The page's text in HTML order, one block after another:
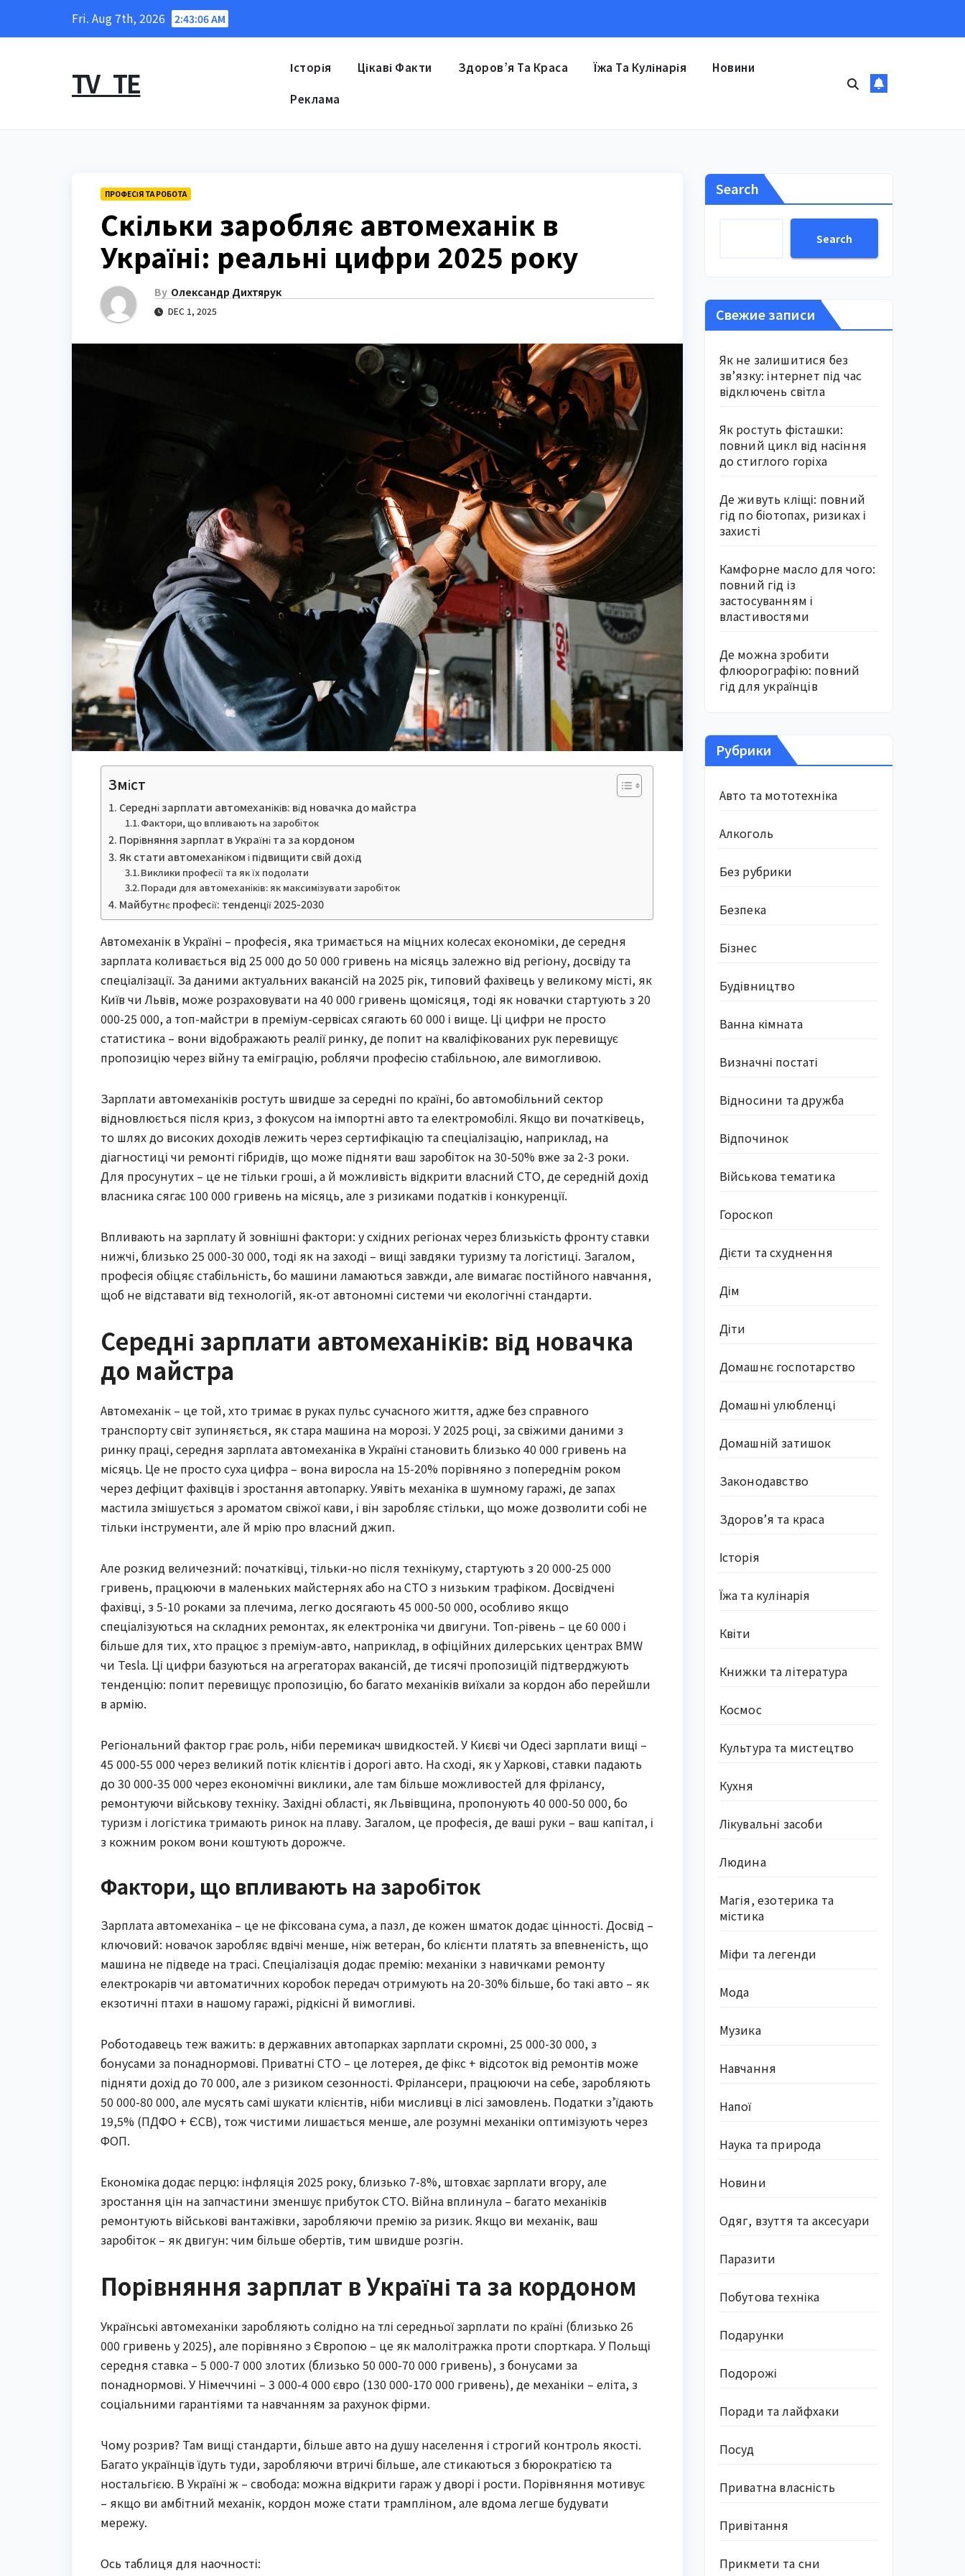
Fri. Aug 7th, 2026 2:43:07 AM
TV_TE Історія Цікаві Факти Здоров’я Та Краса Їжа Та Кулінарія Новини
Реклама
ПРОФЕСІЯ ТА РОБОТА
Скільки заробляє автомеханік в
Україні: реальні цифри 2025 року
By Олександр Дихтярук
DEC 1, 2025
Зміст
Середні зарплати автомеханіків: від новачка до майстра
Фактори, що впливають на заробіток
Порівняння зарплат в Україні та за кордоном
Як стати автомеханіком і підвищити свій дохід
Виклики професії та як їх подолати
Поради для автомеханіків: як максимізувати заробіток
Майбутнє професії: тенденції 2025-2030
Автомеханік в Україні – професія, яка тримається на міцних колесах економіки, де середня
зарплата коливається від 25 000 до 50 000 гривень на місяць залежно від регіону, досвіду та
спеціалізації. За даними актуальних вакансій на 2025 рік, типовий фахівець у великому місті, як
Київ чи Львів, може розраховувати на 40 000 гривень щомісяця, тоді як новачки стартують з 20
000-25 000, а топ-майстри в преміум-сервісах сягають 60 000 і вище. Ці цифри не просто
статистика – вони відображають реалії ринку, де попит на кваліфікованих рук перевищує
пропозицію через війну та еміграцію, роблячи професію стабільною, але вимогливою.
Зарплати автомеханіків ростуть швидше за середні по країні, бо автомобільний сектор
відновлюється після криз, з фокусом на імпортні авто та електромобілі. Якщо ви початківець,
то шлях до високих доходів лежить через сертифікацію та спеціалізацію, наприклад, на
діагностиці чи ремонті гібридів, що може підняти ваш заробіток на 30-50% вже за 2-3 роки.
Для просунутих – це не тільки гроші, а й можливість відкрити власний СТО, де середній дохід
власника сягає 100 000 гривень на місяць, але з ризиками податків і конкуренції.
Впливають на зарплату й зовнішні фактори: у східних регіонах через близькість фронту ставки
нижчі, близько 25 000-30 000, тоді як на заході – вищі завдяки туризму та логістиці. Загалом,
професія обіцяє стабільність, бо машини ламаються завжди, але вимагає постійного навчання,
щоб не відставати від технологій, як-от автономні системи чи екологічні стандарти.
Середні зарплати автомеханіків: від новачка
до майстра
Автомеханік – це той, хто тримає в руках пульс сучасного життя, адже без справного
транспорту світ зупиняється, як стара машина на морозі. У 2025 році, за свіжими даними з
ринку праці, середня зарплата автомеханіка в Україні становить близько 40 000 гривень на
місяць. Це не просто суха цифра – вона виросла на 15-20% порівняно з попереднім роком
через дефіцит фахівців і зростання автопарку. Уявіть механіка в шумному гаражі, де запах
мастила змішується з ароматом свіжої кави, і він заробляє стільки, що може дозволити собі не
тільки інструменти, але й мрію про власний джип.
Але розкид величезний: початківці, тільки-но після технікуму, стартують з 20 000-25 000
гривень, працюючи в маленьких майстернях або на СТО з низьким трафіком. Досвідчені
фахівці, з 5-10 роками за плечима, легко досягають 45 000-50 000, особливо якщо
спеціалізуються на складних ремонтах, як електроніка чи двигуни. Топ-рівень – це 60 000 і
більше для тих, хто працює з преміум-авто, наприклад, в офіційних дилерських центрах BMW
чи Tesla. Ці цифри базуються на агрегаторах вакансій, де тисячі пропозицій підтверджують
тенденцію: попит перевищує пропозицію, бо багато механіків виїхали за кордон або перейшли
в армію.
Регіональний фактор грає роль, ніби перемикач швидкостей. У Києві чи Одесі зарплати вищі –
45 000-55 000 через великий потік клієнтів і дорогі авто. На сході, як у Харкові, ставки падають
до 30 000-35 000 через економічні виклики, але там більше можливостей для фрілансу,
ремонтуючи військову техніку. Західні області, як Львівщина, пропонують 40 000-50 000, бо
туризм і логістика тримають ринок на плаву. Загалом, це професія, де ваші руки – ваш капітал, і
з кожним роком вони коштують дорожче.
Фактори, що впливають на заробіток
Зарплата автомеханіка – це не фіксована сума, а пазл, де кожен шматок додає цінності. Досвід –
ключовий: новачок заробляє вдвічі менше, ніж ветеран, бо клієнти платять за впевненість, що
машина не підведе на трасі. Спеціалізація додає премію: механіки з навичками ремонту
електрокарів чи автоматичних коробок передач отримують на 20-30% більше, бо такі авто – як
екзотичні птахи в нашому гаражі, рідкісні й вимогливі.
Роботодавець теж важить: в державних автопарках зарплати скромні, 25 000-30 000, з
бонусами за понаднормові. Приватні СТО – це лотерея, де фікс + відсоток від ремонтів може
підняти дохід до 70 000, але з ризиком сезонності. Фрілансери, працюючи на себе, заробляють
50 000-80 000, але мусять самі шукати клієнтів, ніби мисливці в лісі замовлень. Податки з’їдають
19,5% (ПДФО + ЄСВ), тож чистими лишається менше, але розумні механіки оптимізують через
ФОП.
Економіка додає перцю: інфляція 2025 року, близько 7-8%, штовхає зарплати вгору, але
зростання цін на запчастини зменшує прибуток СТО. Війна вплинула – багато механіків
ремонтують військові вантажівки, заробляючи премію за ризик. Якщо ви механік, ваш
заробіток – як двигун: чим більше обертів, тим швидше розгін.
Порівняння зарплат в Україні та за кордоном
Українські автомеханіки заробляють солідно на тлі середньої зарплати по країні (близько 26
000 гривень у 2025), але порівняно з Європою – це як малолітражка проти спорткара. У Польщі
середня ставка – 5 000-7 000 злотих (близько 50 000-70 000 гривень), з бонусами за
понаднормові. У Німеччині – 3 000-4 000 євро (130 000-170 000 гривень), де механіки – еліта, з
соціальними гарантіями та навчанням за рахунок фірми.
Чому розрив? Там вищі стандарти, більше авто на душу населення і строгий контроль якості.
Багато українців їдуть туди, заробляючи втричі більше, але стикаються з бюрократією та
ностальгією. В Україні ж – свобода: можна відкрити гараж у дворі і рости. Порівняння мотивує
– якщо ви амбітний механік, кордон може стати трампліном, але вдома легше будувати
мережу.
Ось таблиця для наочності:
Search
Search
Свежие записи
Як не залишитися без
зв’язку: інтернет під час
відключень світла
Як ростуть фісташки:
повний цикл від насіння
до стиглого горіха
Де живуть кліщі: повний
гід по біотопах, ризиках і
захисті
Камфорне масло для чого:
повний гід із
застосуванням і
властивостями
Де можна зробити
флюорографію: повний
гід для українців
Рубрики
Авто та мототехніка
Алкоголь
Без рубрики
Безпека
Бізнес
Будівництво
Ванна кімната
Визначні постаті
Відносини та дружба
Відпочинок
Військова тематика
Гороскоп
Дієти та схуднення
Дім
Діти
Домашнє госпотарство
Домашні улюбленці
Домашній затишок
Законодавство
Здоров’я та краса
Історія
Їжа та кулінарія
Квіти
Книжки та література
Космос
Культура та мистецтво
Кухня
Лікувальні засоби
Людина
Магія, езотерика та
містика
Міфи та легенди
Мода
Музика
Навчання
Напої
Наука та природа
Новини
Одяг, взуття та аксесуари
Паразити
Побутова техніка
Подарунки
Подорожі
Поради та лайфхаки
Посуд
Приватна власність
Привітання
Прикмети та сни